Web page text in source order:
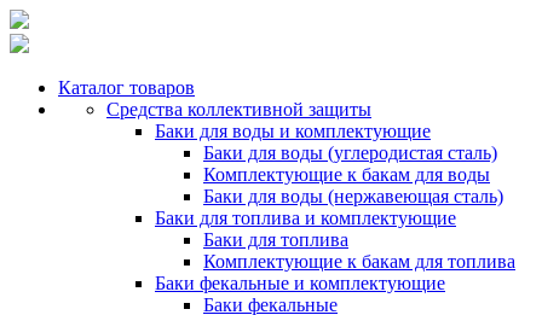
Каталог товаров
Средства коллективной защиты
Баки для воды и комплектующие
Баки для воды (углеродистая сталь)
Комплектующие к бакам для воды
Баки для воды (нержавеющая сталь)
Баки для топлива и комплектующие
Баки для топлива
Комплектующие к бакам для топлива
Баки фекальные и комплектующие
Баки фекальные